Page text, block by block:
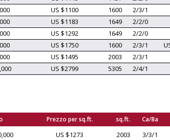
US $1100 1600 2/3/1
US $1183 1649 2/2/0
US $1292 1649 2/2/0
US $1750 1600 2/3/1
US $1495 2003 2/3/1
US $2799 5305 2/4/1
Prezzo per sq.ft. sq.ft. Ca/Ba
US $1273 2003 3/3/1